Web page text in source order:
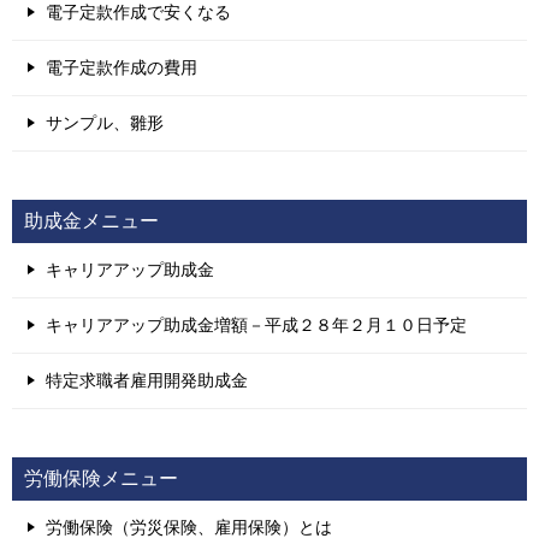
電子定款作成で安くなる
電子定款作成の費用
サンプル、雛形
助成金メニュー
キャリアアップ助成金
キャリアアップ助成金増額－平成２８年２月１０日予定
特定求職者雇用開発助成金
労働保険メニュー
労働保険（労災保険、雇用保険）とは